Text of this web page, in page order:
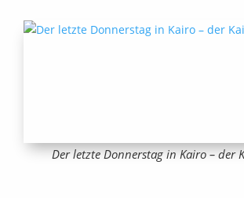
Der letzte Donnerstag in Kairo – der